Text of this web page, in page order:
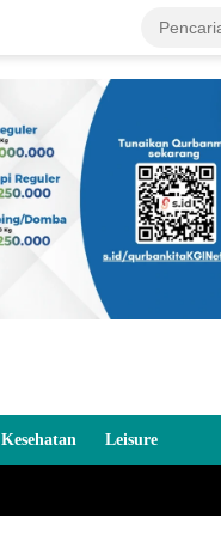
Kesehatan Leisure